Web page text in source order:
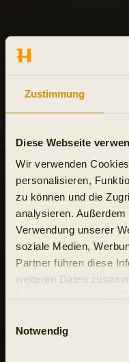
Zustimmung
Diese Webseite
Wir verwenden
personalisieren,
zu können und die
analysieren.
Verwendung unserer
soziale Medien,
Partner führen diese
weiteren Daten
Notwendig